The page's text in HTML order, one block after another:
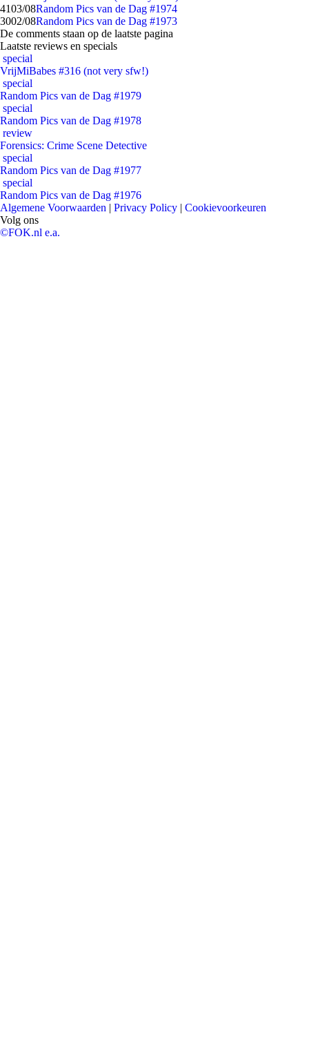
4103/08Random Pics van de Dag #1974
3002/08Random Pics van de Dag #1973
De comments staan op de laatste pagina
Laatste reviews en specials
special
VrijMiBabes #316 (not very sfw!)
special
Random Pics van de Dag #1979
special
Random Pics van de Dag #1978
review
Forensics: Crime Scene Detective
special
Random Pics van de Dag #1977
special
Random Pics van de Dag #1976
Algemene Voorwaarden | Privacy Policy | Cookievoorkeuren
Volg ons
©FOK.nl e.a.